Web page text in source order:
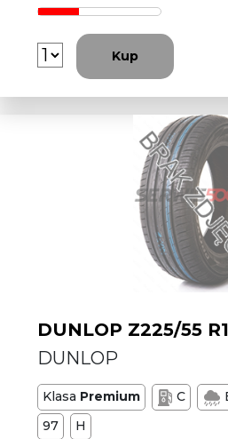
Kup
DUNLOP Z225/55
DUNLOP
Klasa Premium C
97
H